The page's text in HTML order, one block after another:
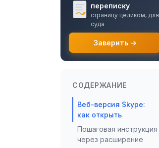
переписку
страницу целиком, для
суда
Заверить →
СОДЕРЖАНИЕ
Веб-версия Skype:
как открыть
Пошаговая инструкция
через расширение